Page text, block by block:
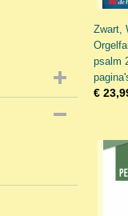
Zwart,
psalm
€